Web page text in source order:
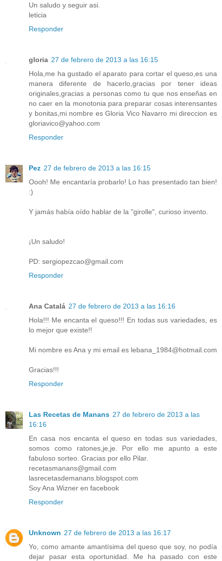
Un saludo y seguir asi.
leticia
Responder
gloria 27 de febrero de 2013 a las 16:15
Hola,me ha gustado el aparato para cortar el queso,es una
manera diferente de hacerlo,gracias por tener ideas
originales,gracias a personas como tu que nos enseñas en
no caer en la monotonia para preparar cosas interensantes
y bonitas,mi nombre es Gloria Vico Navarro mi direccion es
gloriavico@yahoo.com
Responder
Pez 27 de febrero de 2013 a las 16:15
Oooh! Me encantaría probarlo! Lo has presentado tan bien!
:)
Y jamás había oído hablar de la "girolle", curioso invento.
¡Un saludo!
PD: sergiopezcao@gmail.com
Responder
Ana Catalá 27 de febrero de 2013 a las 16:16
Hola!!! Me encanta el queso!!! En todas sus variedades, es
lo mejor que existe!!
Mi nombre es Ana y mi email es lebana_1984@hotmail.com
Gracias!!!
Responder
Las Recetas de Manans 27 de febrero de 2013 a las
16:16
En casa nos encanta el queso en todas sus variedades,
somos como ratones,je,je. Por ello me apunto a este
fabuloso sorteo. Gracias por ello Pilar.
recetasmanans@gmail.com
lasrecetasdemanans.blogspot.com
Soy Ana Wizner en facebook
Responder
Unknown 27 de febrero de 2013 a las 16:17
Yo, como amante amantísima del queso que soy, no podía
dejar pasar esta oportunidad. Me ha pasado con este